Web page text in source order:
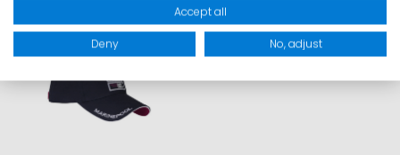
Accept all
Deny No, adjust